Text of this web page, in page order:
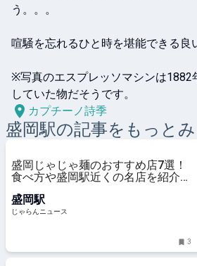
う。。。
喧騒を忘れるひと時を堪能できる良
※写真のエスプレッソマシンは1882
カプチーノ詩季
盛岡駅の記事をもっとみ
盛岡じゃじゃ麺のおすすめ店7選！
食べ方や盛岡駅近くの名店を紹介＜
盛岡駅
じゃらんニュース
3